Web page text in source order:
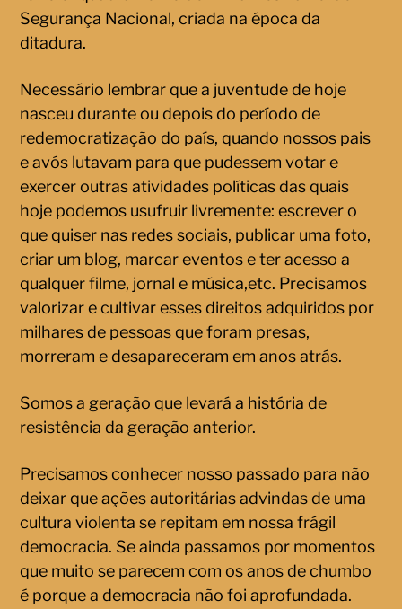
Segurança Nacional, criada na época da
ditadura.
Necessário lembrar que a juventude de hoje
nasceu durante ou depois do período de
redemocratização do país, quando nossos pais
e avós lutavam para que pudessem votar e
exercer outras atividades políticas das quais
hoje podemos usufruir livremente: escrever o
que quiser nas redes sociais, publicar uma foto,
criar um blog, marcar eventos e ter acesso a
qualquer filme, jornal e música,etc. Precisamos
valorizar e cultivar esses direitos adquiridos por
milhares de pessoas que foram presas,
morreram e desapareceram em anos atrás.
Somos a geração que levará a história de
resistência da geração anterior.
Precisamos conhecer nosso passado para não
deixar que ações autoritárias advindas de uma
cultura violenta se repitam em nossa frágil
democracia. Se ainda passamos por momentos
que muito se parecem com os anos de chumbo
é porque a democracia não foi aprofundada.